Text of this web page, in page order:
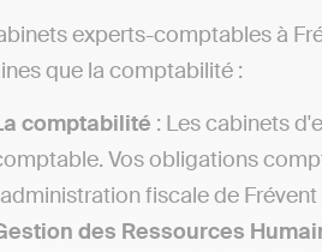
experts-comptables à
que la comptabilité :
comptabilité : Les cabinets
Vos obligations
fiscale de
des Ressources